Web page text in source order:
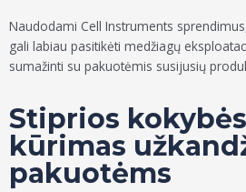
Naudodami Cell Instruments
gali labiau pasitikėti medžiagų
sumažinti su pakuotėmis susijusių
Stiprios
kūrimas
pakuotėms